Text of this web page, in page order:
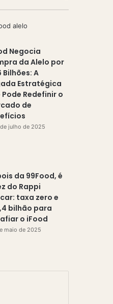
Negocia
da Alelo por
Bilhões: A
Estratégica
Pode Redefinir o
de
julho de 2025
da 99Food, é
do Rappi
taxa zero e
bilhão para
o iFood
maio de 2025